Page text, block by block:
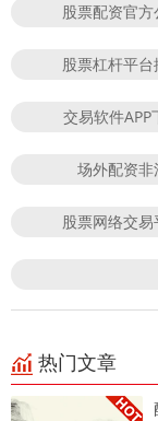
股票配资官方
股票杠杆平台
交易软件APP
场外配资非
股票网络交易
热门文章